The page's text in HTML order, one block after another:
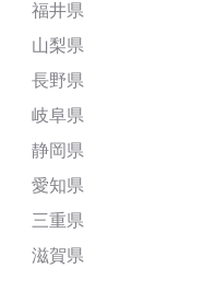
福井県
山梨県
長野県
岐阜県
静岡県
愛知県
三重県
滋賀県